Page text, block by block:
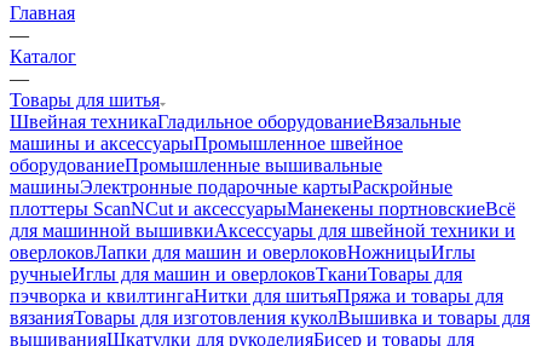
Главная
—
Каталог
—
Товары для шитья
Швейная техникаГладильное оборудованиеВязальные
машины и аксессуарыПромышленное швейное
оборудованиеПромышленные вышивальные
машиныЭлектронные подарочные картыРаскройные
плоттеры ScanNCut и аксессуарыМанекены портновскиеВсё
для машинной вышивкиАксессуары для швейной техники и
оверлоковЛапки для машин и оверлоковНожницыИглы
ручныеИглы для машин и оверлоковТканиТовары для
пэчворка и квилтингаНитки для шитьяПряжа и товары для
вязанияТовары для изготовления куколВышивка и товары для
вышиванияШкатулки для рукоделияБисер и товары для